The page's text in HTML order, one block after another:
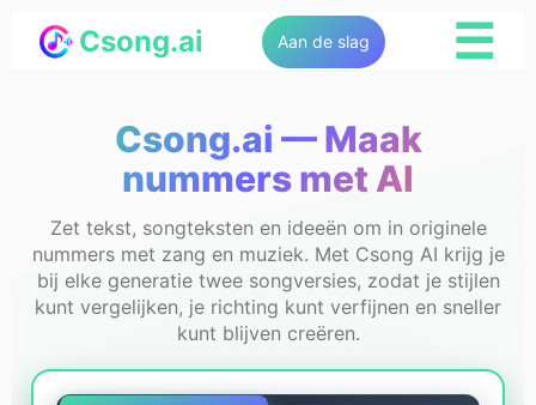
Csong.ai Aan de slag ☰
Csong.ai — Maak
nummers met AI
Zet tekst, songteksten en ideeën om in originele
nummers met zang en muziek. Met Csong AI krijg je
bij elke generatie twee songversies, zodat je stijlen
kunt vergelijken, je richting kunt verfijnen en sneller
kunt blijven creëren.